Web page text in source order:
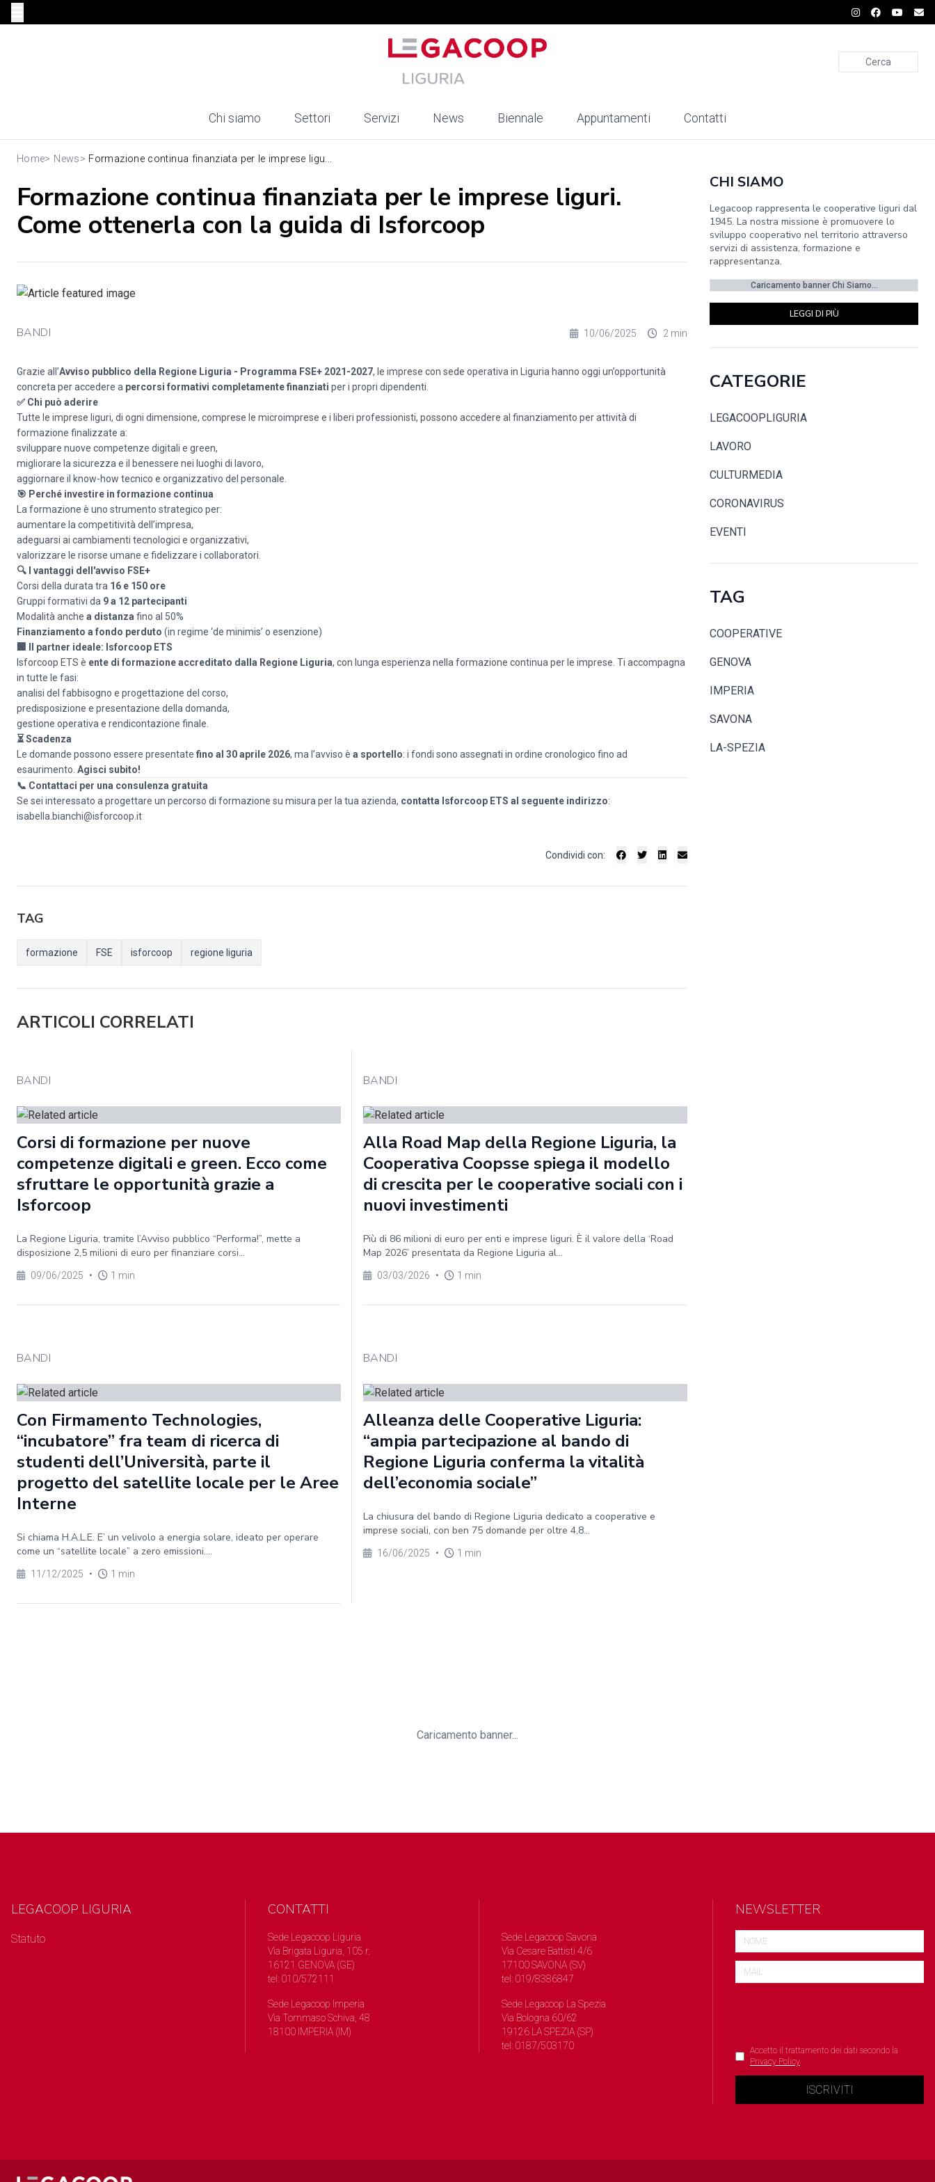
Cerca
Chi siamo Settori Servizi News Biennale Appuntamenti Contatti
Home> News> Formazione continua finanziata per le imprese ligu...
Formazione continua finanziata per le imprese liguri.
Come ottenerla con la guida di Isforcoop
BANDI 10/06/2025 2 min
Grazie all’Avviso pubblico della Regione Liguria - Programma FSE+ 2021-2027, le imprese con sede operativa in Liguria hanno oggi un’opportunità
concreta per accedere a percorsi formativi completamente finanziati per i propri dipendenti.
✅ Chi può aderire
Tutte le imprese liguri, di ogni dimensione, comprese le microimprese e i liberi professionisti, possono accedere al finanziamento per attività di
formazione finalizzate a:
sviluppare nuove competenze digitali e green,
migliorare la sicurezza e il benessere nei luoghi di lavoro,
aggiornare il know-how tecnico e organizzativo del personale.
🎯 Perché investire in formazione continua
La formazione è uno strumento strategico per:
aumentare la competitività dell’impresa,
adeguarsi ai cambiamenti tecnologici e organizzativi,
valorizzare le risorse umane e fidelizzare i collaboratori.
🔍 I vantaggi dell'avviso FSE+
Corsi della durata tra 16 e 150 ore
Gruppi formativi da 9 a 12 partecipanti
Modalità anche a distanza fino al 50%
Finanziamento a fondo perduto (in regime ‘de minimis’ o esenzione)
Il partner ideale: Isforcoop ETS
Isforcoop ETS è ente di formazione accreditato dalla Regione Liguria, con lunga esperienza nella formazione continua per le imprese. Ti accompagna
in tutte le fasi:
analisi del fabbisogno e progettazione del corso,
predisposizione e presentazione della domanda,
gestione operativa e rendicontazione finale.
⏳ Scadenza
Le domande possono essere presentate fino al 30 aprile 2026, ma l’avviso è a sportello: i fondi sono assegnati in ordine cronologico fino ad
esaurimento. Agisci subito!
📞 Contattaci per una consulenza gratuita
Se sei interessato a progettare un percorso di formazione su misura per la tua azienda, contatta Isforcoop ETS al seguente indirizzo:
isabella.bianchi@isforcoop.it
Condividi con:
TAG
formazione FSE isforcoop regione liguria
ARTICOLI CORRELATI
BANDI
Corsi di formazione per nuove
competenze digitali e green. Ecco come
sfruttare le opportunità grazie a
Isforcoop
La Regione Liguria, tramite l’Avviso pubblico “Performa!”, mette a
disposizione 2,5 milioni di euro per finanziare corsi...
09/06/2025 • 1 min
BANDI
Alla Road Map della Regione Liguria, la
Cooperativa Coopsse spiega il modello
di crescita per le cooperative sociali con i
nuovi investimenti
Più di 86 milioni di euro per enti e imprese liguri. È il valore della ‘Road
Map 2026’ presentata da Regione Liguria al...
03/03/2026 • 1 min
BANDI
Con Firmamento Technologies,
“incubatore” fra team di ricerca di
studenti dell’Università, parte il
progetto del satellite locale per le Aree
Interne
Si chiama H.A.L.E. E’ un velivolo a energia solare, ideato per operare
come un “satellite locale” a zero emissioni....
11/12/2025 • 1 min
BANDI
Alleanza delle Cooperative Liguria:
“ampia partecipazione al bando di
Regione Liguria conferma la vitalità
dell’economia sociale”
La chiusura del bando di Regione Liguria dedicato a cooperative e
imprese sociali, con ben 75 domande per oltre 4,8...
16/06/2025 • 1 min
CHI SIAMO
Legacoop rappresenta le cooperative liguri dal
1945. La nostra missione è promuovere lo
sviluppo cooperativo nel territorio attraverso
servizi di assistenza, formazione e
rappresentanza.
Caricamento banner Chi Siamo...
LEGGI DI PIÙ
CATEGORIE
LEGACOOPLIGURIA
LAVORO
CULTURMEDIA
CORONAVIRUS
EVENTI
TAG
COOPERATIVE
GENOVA
IMPERIA
SAVONA
LA-SPEZIA
Caricamento banner...
LEGACOOP LIGURIA
Statuto
CONTATTI
Sede Legacoop Liguria
Via Brigata Liguria, 105 r.
16121 GENOVA (GE)
tel: 010/572111
Sede Legacoop Imperia
Via Tommaso Schiva, 48
18100 IMPERIA (IM)
Sede Legacoop Savona
Via Cesare Battisti 4/6
17100 SAVONA (SV)
tel: 019/8386847
Sede Legacoop La Spezia
Via Bologna 60/62
19126 LA SPEZIA (SP)
tel: 0187/503170
NEWSLETTER
Accetto il trattamento dei dati secondo la
Privacy Policy
ISCRIVITI